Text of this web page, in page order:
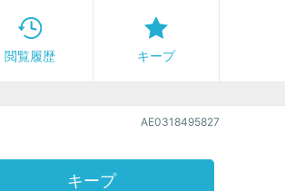
閲覧履歴 キープ
AE0318495827
キープ